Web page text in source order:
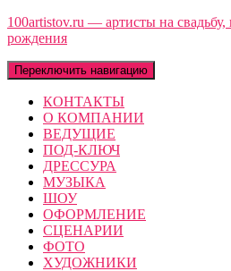
100artistov.ru — артисты на свадьбу,
рождения
Переключить навигацию
КОНТАКТЫ
О КОМПАНИИ
ВЕДУЩИЕ
ПОД-КЛЮЧ
ДРЕССУРА
МУЗЫКА
ШОУ
ОФОРМЛЕНИЕ
СЦЕНАРИИ
ФОТО
ХУДОЖНИКИ